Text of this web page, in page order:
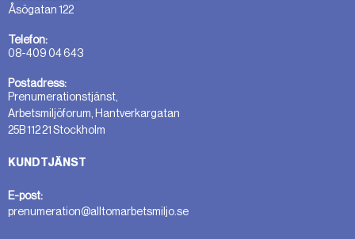
Åsögatan 122
Telefon:
08-409 04 643
Postadress:
Prenumerationstjänst,
Arbetsmiljöforum, Hantverkargatan
25B 112 21 Stockholm
KUNDTJÄNST
E-post:
prenumeration@alltomarbetsmiljo.se